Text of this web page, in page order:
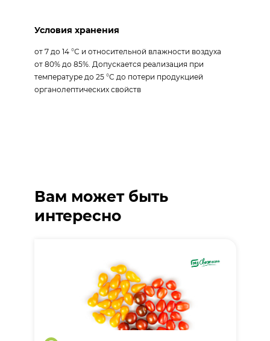
Условия хранения
от 7 до 14 °С и относительной влажности воздуха
от 80% до 85%. Допускается реализация при
температуре до 25 °С до потери продукцией
органолептических свойств
Вам может быть
интересно